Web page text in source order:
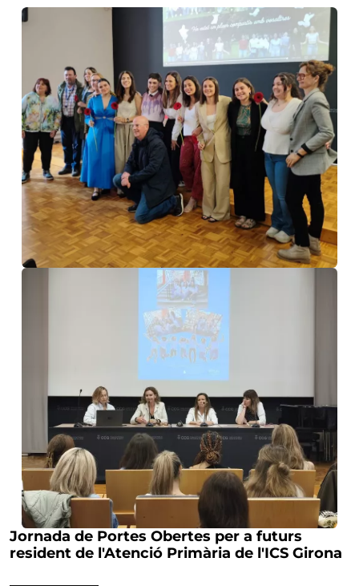
Jornada de Portes Obertes per a futurs
resident de l'Atenció Primària de l'ICS Girona